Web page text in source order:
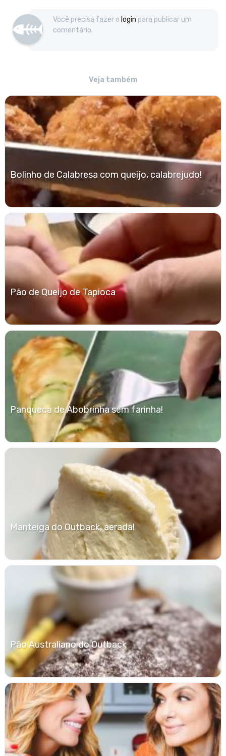
Você precisa fazer o login para publicar um
comentário.
Veja também
Bolinho de Calabresa com queijo, calabrejudo!
Pão de Queijo de Tapioca
Panqueca de Abobrinha sem farinha!
Manteiga do Outback, aerada!
Pão Australiano do Outback